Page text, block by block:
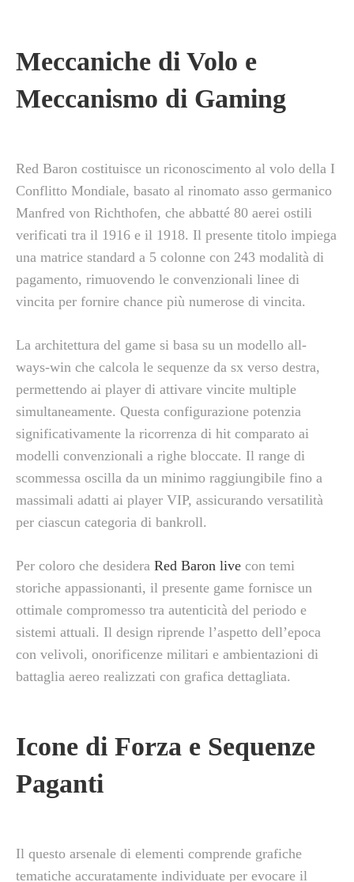
Meccaniche di Volo e
Meccanismo di Gaming
Red Baron costituisce un riconoscimento al volo della I
Conflitto Mondiale, basato al rinomato asso germanico
Manfred von Richthofen, che abbatté 80 aerei ostili
verificati tra il 1916 e il 1918. Il presente titolo impiega
una matrice standard a 5 colonne con 243 modalità di
pagamento, rimuovendo le convenzionali linee di
vincita per fornire chance più numerose di vincita.
La architettura del game si basa su un modello all-
ways-win che calcola le sequenze da sx verso destra,
permettendo ai player di attivare vincite multiple
simultaneamente. Questa configurazione potenzia
significativamente la ricorrenza di hit comparato ai
modelli convenzionali a righe bloccate. Il range di
scommessa oscilla da un minimo raggiungibile fino a
massimali adatti ai player VIP, assicurando versatilità
per ciascun categoria di bankroll.
Per coloro che desidera Red Baron live con temi
storiche appassionanti, il presente game fornisce un
ottimale compromesso tra autenticità del periodo e
sistemi attuali. Il design riprende l’aspetto dell’epoca
con velivoli, onorificenze militari e ambientazioni di
battaglia aereo realizzati con grafica dettagliata.
Icone di Forza e Sequenze
Paganti
Il questo arsenale di elementi comprende grafiche
tematiche accuratamente individuate per evocare il